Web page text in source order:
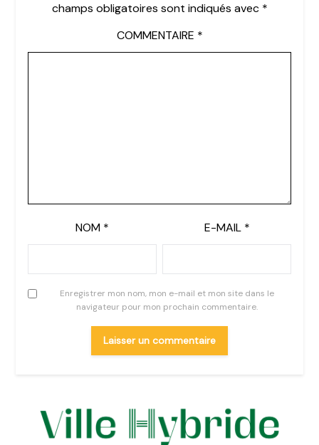
champs obligatoires sont indiqués avec *
COMMENTAIRE *
NOM * E-MAIL *
Enregistrer mon nom, mon e-mail et mon site dans le
navigateur pour mon prochain commentaire.